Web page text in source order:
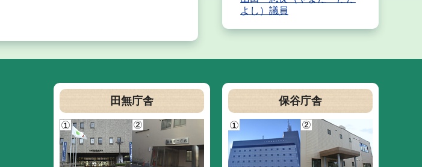
よし）議員
田無庁舎 保谷庁舎